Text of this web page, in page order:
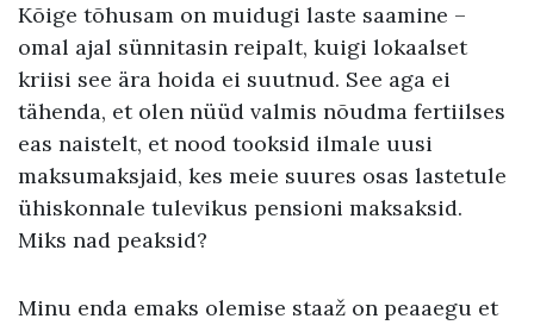
Kõige tõhusam on muidugi laste saamine –
omal ajal sünnitasin reipalt, kuigi lokaalset
kriisi see ära hoida ei suutnud. See aga ei
tähenda, et olen nüüd valmis nõudma fertiilses
eas naistelt, et nood tooksid ilmale uusi
maksumaksjaid, kes meie suures osas lastetule
ühiskonnale tulevikus pensioni maksaksid.
Miks nad peaksid?
Minu enda emaks olemise staaž on peaaegu et